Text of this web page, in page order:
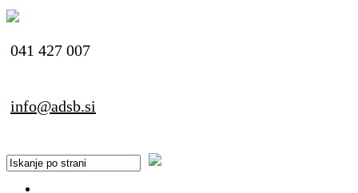
041 427 007
info@adsb.si